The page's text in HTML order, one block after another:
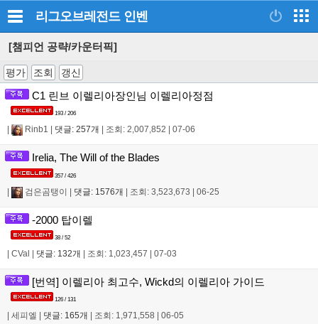
리그오브레전드 인벤
[챔피언 공략/카운터픽]
평가 조회 갱신
C1 린브 이렐리아장인님 이렐리아정점
193 / 206
Rinb1 댓글: 257개 조회: 2,007,852 07-06
Irelia, The Will of the Blades
357 / 426
| 검은곰탱이 | 댓글: 1576개 | 조회: 3,523,673 | 06-25
-2000 탑이렐
38 / 52
CVal 댓글: 132개 조회: 1,023,457 07-03
[번역] 이렐리아 최고수, Wickd의 이렐리아 가이드
126 / 131
세피엘 댓글: 165개 조회: 1,971,558 06-05